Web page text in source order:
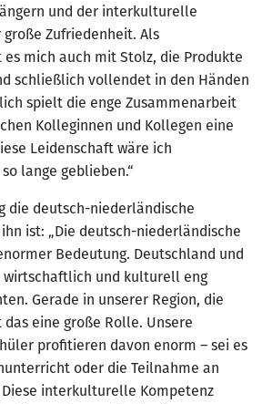
und der interkulturelle
Zufriedenheit. Als
mich auch mit Stolz, die Produkte
schließlich vollendet in den Händen
spielt die enge Zusammenarbeit
Kolleginnen und Kollegen eine
Leidenschaft wäre ich
lange geblieben.“
die deutsch-niederländische
ist: „Die deutsch-niederländische
Bedeutung. Deutschland und
wirtschaftlich und kulturell eng
Gerade in unserer Region, die
eine große Rolle. Unsere
profitieren davon enorm – sei es
oder die Teilnahme an
interkulturelle Kompetenz